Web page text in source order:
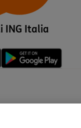
ING Italia